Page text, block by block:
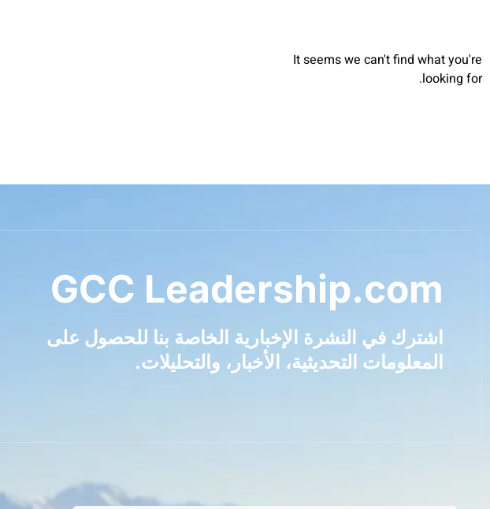
It seems we can't find what you're
looking for.
GCC Leadership.com
اشترك في النشرة الإخبارية الخاصة بنا للحصول على
المعلومات التحديثية، الأخبار، والتحليلات.